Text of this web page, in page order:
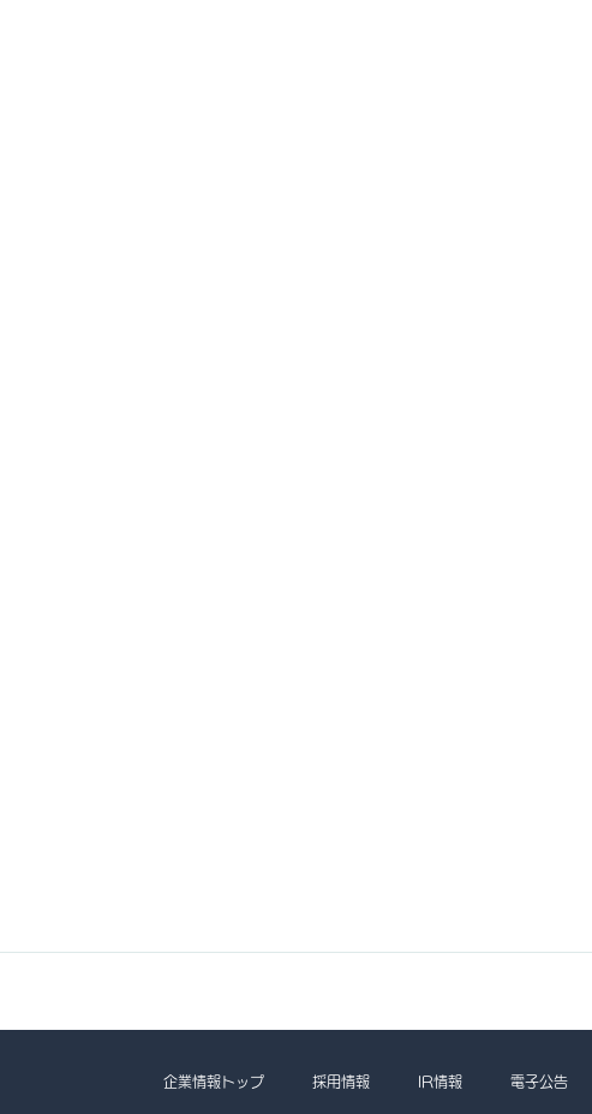
企業情報トップ 採用情報 IR情報 電子公告